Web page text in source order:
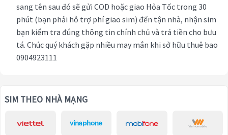
sang tên sau đó sẽ gửi COD hoặc giao Hỏa Tốc trong 30
phút (bạn phải hỗ trợ phí giao sim) đến tận nhà, nhận sim
bạn kiểm tra đúng thông tin chính chủ và trả tiền cho bưu
tá. Chúc quý khách gặp nhiều may mắn khi sở hữu thuê bao
0904923111
SIM THEO NHÀ MẠNG